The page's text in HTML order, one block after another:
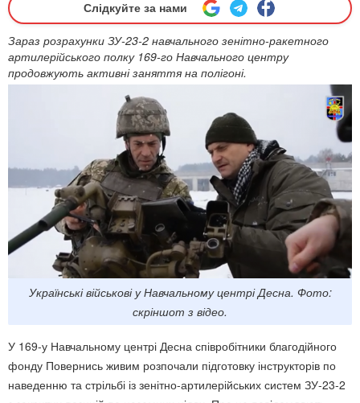
Слідкуйте за нами
Зараз розрахунки ЗУ-23-2 навчального зенітно-ракетного
артилерійського полку 169-го Навчального центру
продовжують активні заняття на полігоні.
Українські військові у Навчальному центрі Десна. Фото:
скріншот з відео.
У 169-у Навчальному центрі Десна співробітники благодійного
фонду Повернись живим розпочали підготовку інструкторів по
наведенню та стрільбі із зенітно-артилерійських систем ЗУ-23-2